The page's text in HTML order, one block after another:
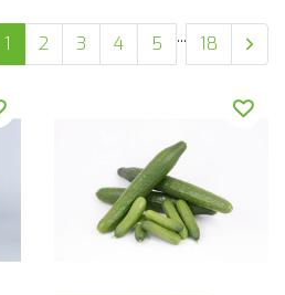
1 2 3 4 5 ... 18